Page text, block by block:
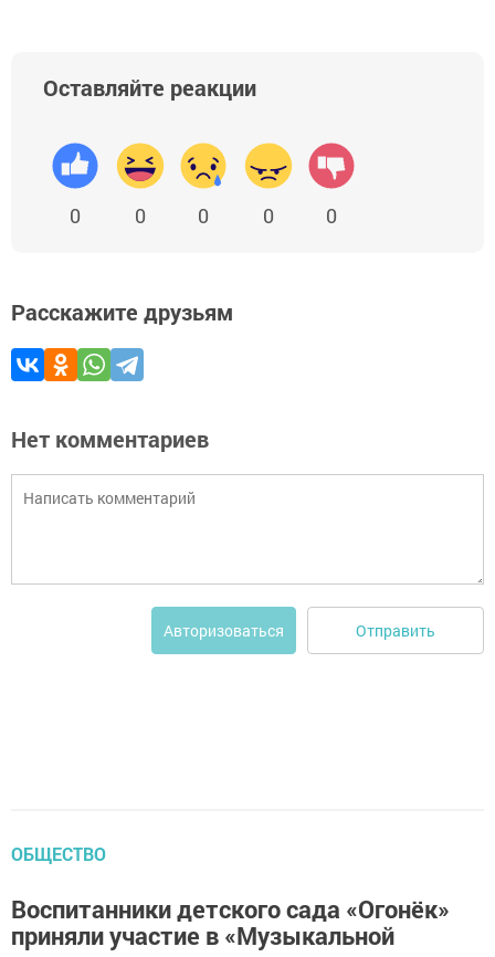
Оставляйте реакции
0 0 0 0 0
Расскажите друзьям
Нет комментариев
Авторизоваться Отправить
ОБЩЕСТВО
Воспитанники детского сада «Огонёк»
приняли участие в «Музыкальной